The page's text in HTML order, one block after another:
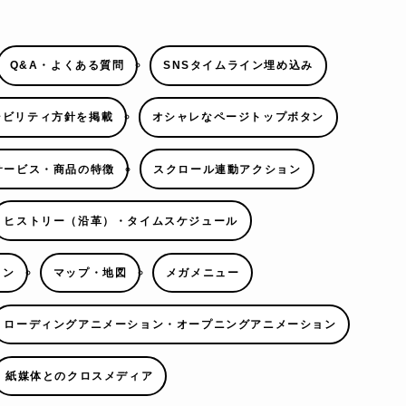
Q&A・よくある質問 SNSタイムライン埋め込み
リティ方針を掲載 オシャレなページトップボタン
ービス・商品の特徴 スクロール連動アクション
ヒストリー（沿革）・タイムスケジュール
マップ・地図 メガメニュー
ローディングアニメーション・オープニングアニメーション
紙媒体とのクロスメディア